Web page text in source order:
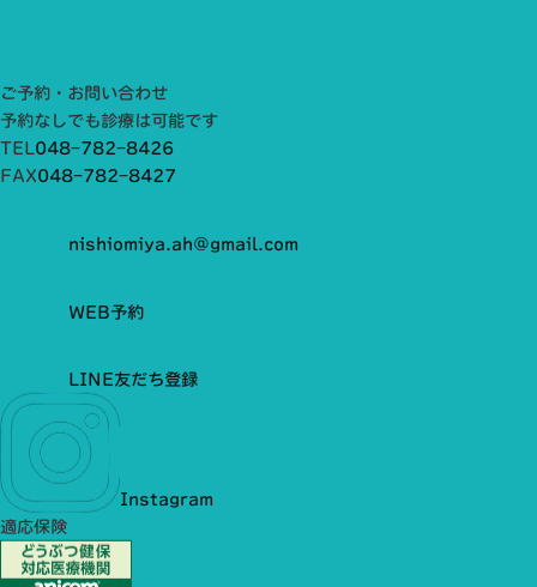
ご予約・お問い合わせ
予約なしでも診療は可能です
TEL048−782−8426
FAX048−782−8427
nishiomiya.ah@gmail.com
WEB予約
LINE友だち登録
Instagram
適応保険